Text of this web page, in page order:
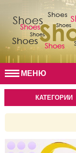
МЕНЮ
КАТЕГОРИИ